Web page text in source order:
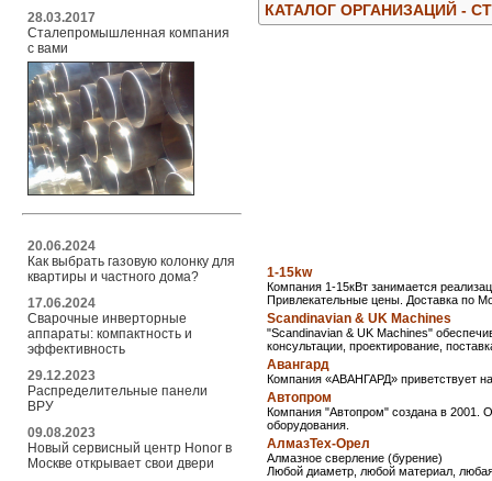
28.03.2017
Сталепромышленная компания
с вами
20.06.2024
Как выбрать газовую колонку для
квартиры и частного дома?
17.06.2024
Сварочные инверторные
аппараты: компактность и
эффективность
29.12.2023
Распределительные панели
ВРУ
09.08.2023
Новый сервисный центр Honor в
Москве открывает свои двери
КАТАЛОГ ОРГАНИЗАЦИЙ -
1-15kw
Компания 1-15кВт занимается
Привлекательные цены. Доставка по
Scandinavian & UK Machines
"Scandinavian & UK Machines"
консультации, проектирование,
Авангард
Компания «АВАНГАРД» приветствует
Автопром
Компания "Автопром" создана в 2001.
оборудования.
АлмазТех-Орел
Алмазное сверление (бурение)
Любой диаметр, любой материал,